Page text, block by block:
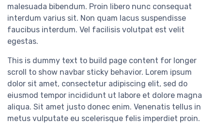
malesuada bibendum. Proin libero nunc consequat
interdum varius sit. Non quam lacus suspendisse
faucibus interdum. Vel facilisis volutpat est velit
egestas.
This is dummy text to build page content for longer
scroll to show navbar sticky behavior. Lorem ipsum
dolor sit amet, consectetur adipiscing elit, sed do
eiusmod tempor incididunt ut labore et dolore magna
aliqua. Sit amet justo donec enim. Venenatis tellus in
metus vulputate eu scelerisque felis imperdiet proin.